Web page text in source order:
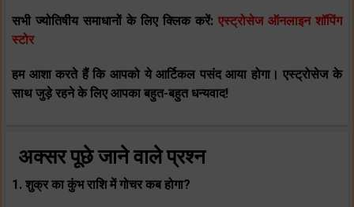
सभी ज्योतिषीय समाधानों के लिए क्लिक करें: एस्ट्रोसेज ऑनलाइन शॉपिंग
स्टोर
हम आशा करते हैं कि आपको ये आर्टिकल पसंद आया होगा। एस्ट्रोसेज के
साथ जुड़े रहने के लिए आपका बहुत-बहुत धन्यवाद!
अक्सर पूछे जाने वाले प्रश्न
1. शुक्र का कुंभ राशि में गोचर कब होगा?